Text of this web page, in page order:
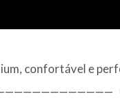
confortável e